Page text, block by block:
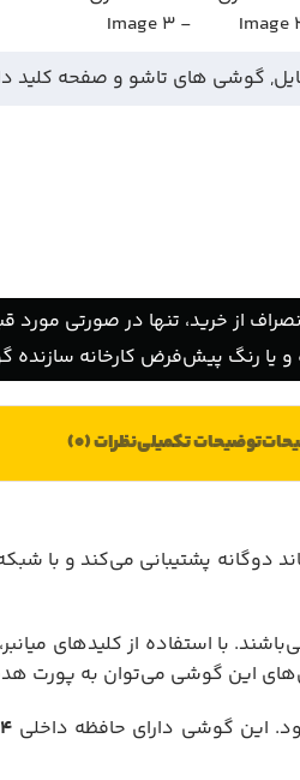
, گوشی های تاشو و صفحه کلید
از خرید، تنها در صورتی
و یا رنگ پیش‌فرض کارخانه
توضیحات تکمیلینظرات (0)
دوگانه پشتیبانی می‌کند و با
این گوشی می‌توان به پورت
4 مگابایت